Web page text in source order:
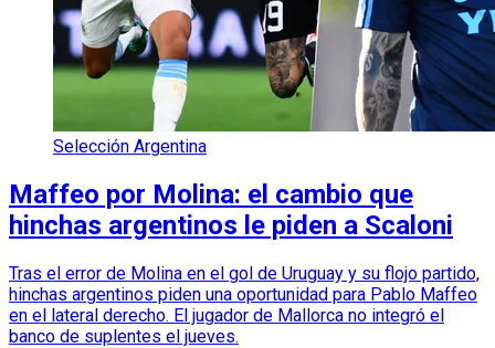
Selección Argentina
Maffeo por Molina: el cambio que
hinchas argentinos le piden a Scaloni
Tras el error de Molina en el gol de Uruguay y su flojo partido,
hinchas argentinos piden una oportunidad para Pablo Maffeo
en el lateral derecho. El jugador de Mallorca no integró el
banco de suplentes el jueves.